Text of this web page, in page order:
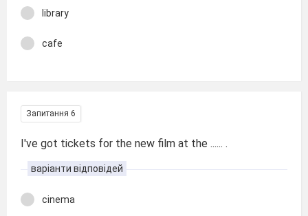
library
cafe
Запитання 6
I've got tickets for the new film at the ...... .
варіанти відповідей
cinema